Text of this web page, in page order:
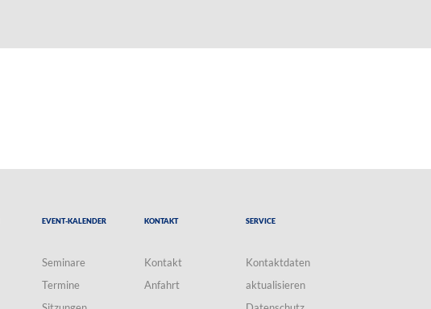
Event-Kalender
Seminare
Termine
Kontakt
Kontakt
Anfahrt
Service
Kontaktdaten
aktualisieren